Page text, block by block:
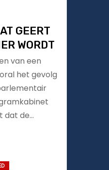
GEERT
WORDT
van een
het gevolg
dat de…